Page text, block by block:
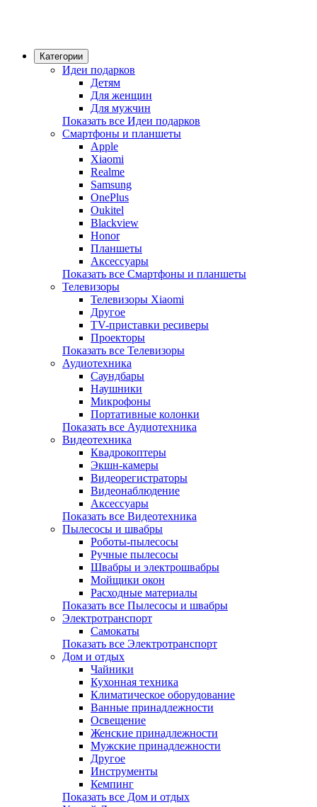
Категории
Идеи подарков
Детям
Для женщин
Для мужчин
Показать все Идеи подарков
Смартфоны и планшеты
Apple
Xiaomi
Realme
Samsung
OnePlus
Oukitel
Blackview
Honor
Планшеты
Аксессуары
Показать все Смартфоны и планшеты
Телевизоры
Телевизоры Xiaomi
Другое
TV-приставки ресиверы
Проекторы
Показать все Телевизоры
Аудиотехника
Саундбары
Наушники
Микрофоны
Портативные колонки
Показать все Аудиотехника
Видеотехника
Квадрокоптеры
Экшн-камеры
Видеорегистраторы
Видеонаблюдение
Аксессуары
Показать все Видеотехника
Пылесосы и швабры
Роботы-пылесосы
Ручные пылесосы
Швабры и электрошвабры
Мойщики окон
Расходные материалы
Показать все Пылесосы и швабры
Электротранспорт
Самокаты
Показать все Электротранспорт
Дом и отдых
Чайники
Кухонная техника
Климатическое оборудование
Ванные принадлежности
Освещение
Женские принадлежности
Мужские принадлежности
Другое
Инструменты
Кемпинг
Показать все Дом и отдых